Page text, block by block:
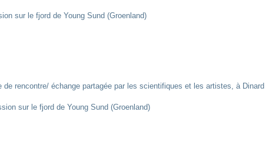
sur le fjord de Young Sund (Groenland)
de rencontre/ échange partagée par les scientifiques et les artistes, à Dinard
sur le fjord de Young Sund (Groenland)